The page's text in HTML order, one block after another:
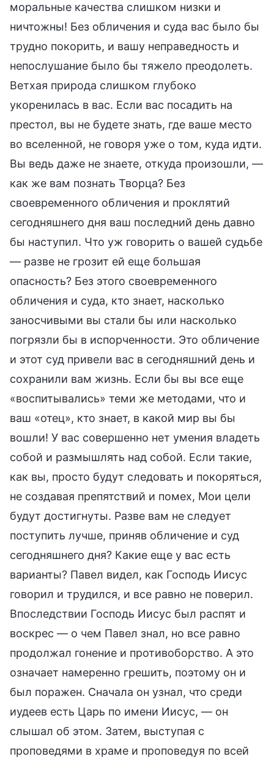
моральные качества слишком низки и
ничтожны! Без обличения и суда вас было бы
трудно покорить, и вашу неправедность и
непослушание было бы тяжело преодолеть.
Ветхая природа слишком глубоко
укоренилась в вас. Если вас посадить на
престол, вы не будете знать, где ваше место
во вселенной, не говоря уже о том, куда идти.
Вы ведь даже не знаете, откуда произошли, —
как же вам познать Творца? Без
своевременного обличения и проклятий
сегодняшнего дня ваш последний день давно
бы наступил. Что уж говорить о вашей судьбе
— разве не грозит ей еще большая
опасность? Без этого своевременного
обличения и суда, кто знает, насколько
заносчивыми вы стали бы или насколько
погрязли бы в испорченности. Это обличение
и этот суд привели вас в сегодняшний день и
сохранили вам жизнь. Если бы вы все еще
«воспитывались» теми же методами, что и
ваш «отец», кто знает, в какой мир вы бы
вошли! У вас совершенно нет умения владеть
собой и размышлять над собой. Если такие,
как вы, просто будут следовать и покоряться,
не создавая препятствий и помех, Мои цели
будут достигнуты. Разве вам не следует
поступить лучше, приняв обличение и суд
сегодняшнего дня? Какие еще у вас есть
варианты? Павел видел, как Господь Иисус
говорил и трудился, и все равно не поверил.
Впоследствии Господь Иисус был распят и
воскрес — о чем Павел знал, но все равно
продолжал гонение и противоборство. А это
означает намеренно грешить, поэтому он и
был поражен. Сначала он узнал, что среди
иудеев есть Царь по имени Иисус, — он
слышал об этом. Затем, выступая с
проповедями в храме и проповедуя по всей